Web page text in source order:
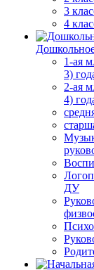
3
4
1-ая
3)
2-ая
4)
ДУ